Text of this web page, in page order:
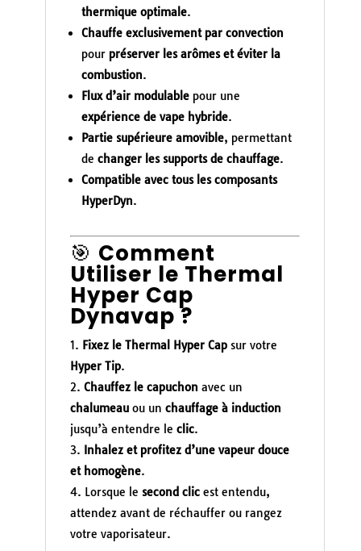
thermique optimale.
Chauffe exclusivement par convection
pour préserver les arômes et éviter la
combustion.
Flux d’air modulablepour une
expérience de vape hybride.
Partie supérieure amovible, permettant
de changer les supports de chauffage.
Compatible avec tous les composants
HyperDyn.
🎯 Comment
Utiliser le Thermal
Hyper Cap
Dynavap ?
Fixez le Thermal Hyper Capsur votre
Hyper Tip.
Chauffez le capuchon avec un
chalumeauou un chauffage à induction
jusqu’à entendre le clic.
Inhalez et profitez d’une vapeur douce
et homogène.
Lorsque le second clicest entendu,
attendez avant de réchauffer ou rangez
votre vaporisateur.